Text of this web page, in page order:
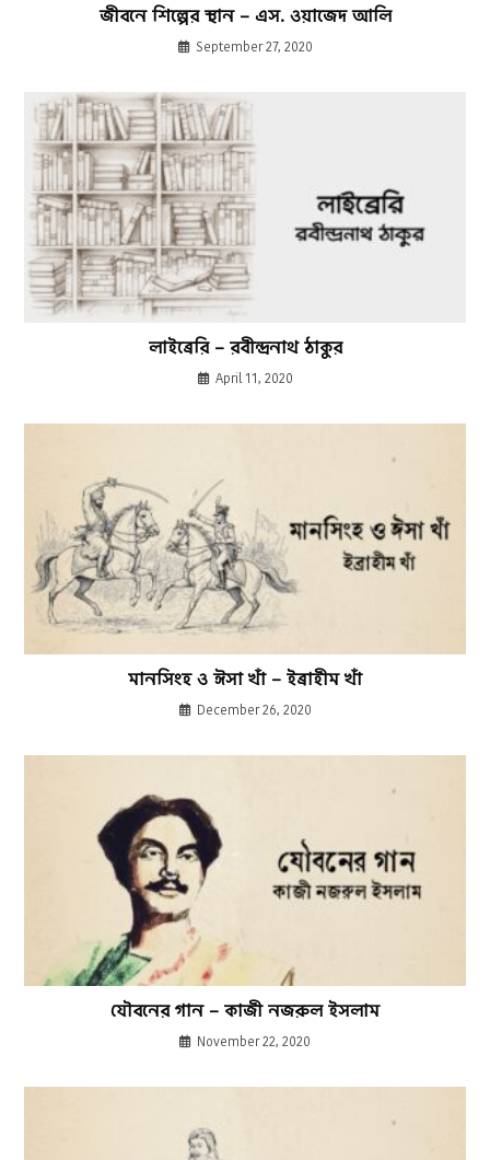
জীবনে শিল্পের স্থান – এস. ওয়াজেদ আলি
September 27, 2020
লাইব্রেরি – রবীন্দ্রনাথ ঠাকুর
April 11, 2020
মানসিংহ ও ঈসা খাঁ – ইব্রাহীম খাঁ
December 26, 2020
যৌবনের গান – কাজী নজরুল ইসলাম
November 22, 2020